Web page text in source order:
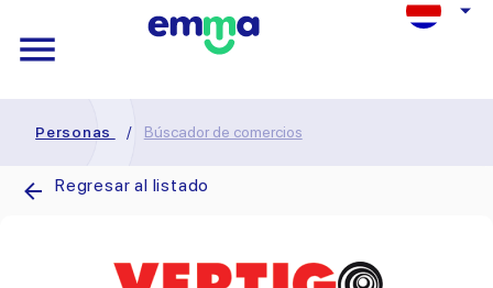
Personas / Búscador de comercios
Regresar al listado